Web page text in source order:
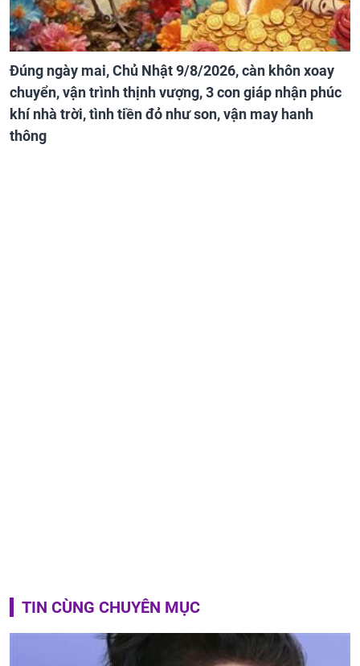
Đúng ngày mai, Chủ Nhật 9/8/2026, càn khôn xoay
chuyển, vận trình thịnh vượng, 3 con giáp nhận phúc
khí nhà trời, tình tiền đỏ như son, vận may hanh
thông
TIN CÙNG CHUYÊN MỤC